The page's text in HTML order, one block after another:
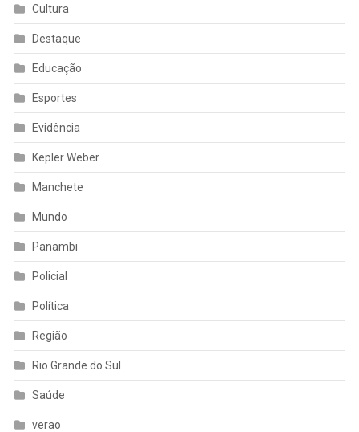
Cultura
Destaque
Educação
Esportes
Evidência
Kepler Weber
Manchete
Mundo
Panambi
Policial
Política
Região
Rio Grande do Sul
Saúde
verao